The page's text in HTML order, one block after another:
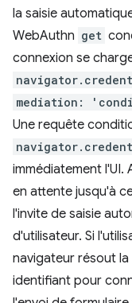
la saisie
WebAuthn get
connexion se
mediation:
Une requête
immédiatement l'UI.
en attente jusqu'à
l'invite de saisie
d'utilisateur. Si
navigateur résout
identifiant pour